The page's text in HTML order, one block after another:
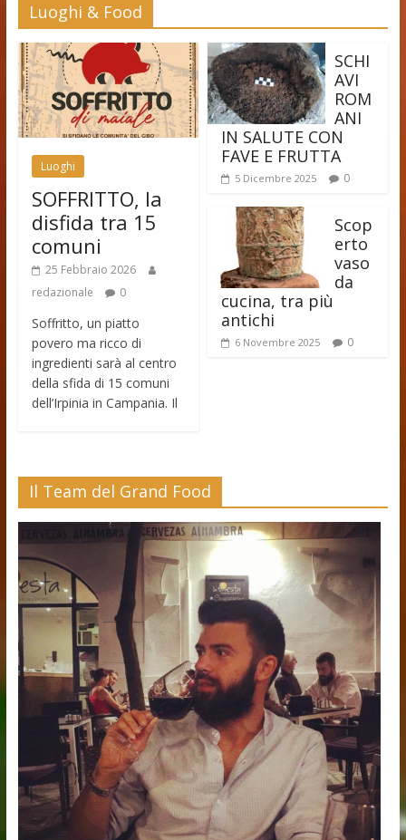
Luoghi & Food
Luoghi
SOFFRITTO, la
disfida tra 15
comuni
25 Febbraio 2026
redazionale
0
Soffritto, un piatto
povero ma ricco di
ingredienti sarà al centro
della sfida di 15 comuni
dell’Irpinia in Campania. Il
SCHI
AVI
ROM
ANI
IN SALUTE CON
FAVE E FRUTTA
5 Dicembre 2025 0
Scop
erto
vaso
da
cucina, tra più
antichi
6 Novembre 2025 0
Il Team del Grand Food